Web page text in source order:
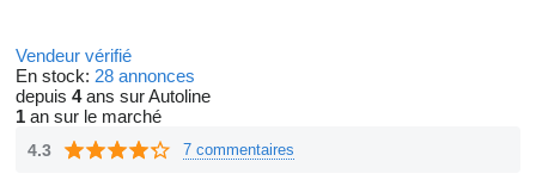
Vendeur vérifié
En stock: 28 annonces
depuis 4ans sur Autoline
1 an sur le marché
4.3 7 commentaires